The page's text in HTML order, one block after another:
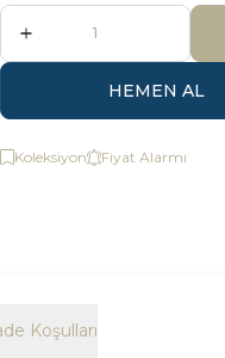
HEMEN AL
Koleksiyon Fiyat Alarmı
Koşulları